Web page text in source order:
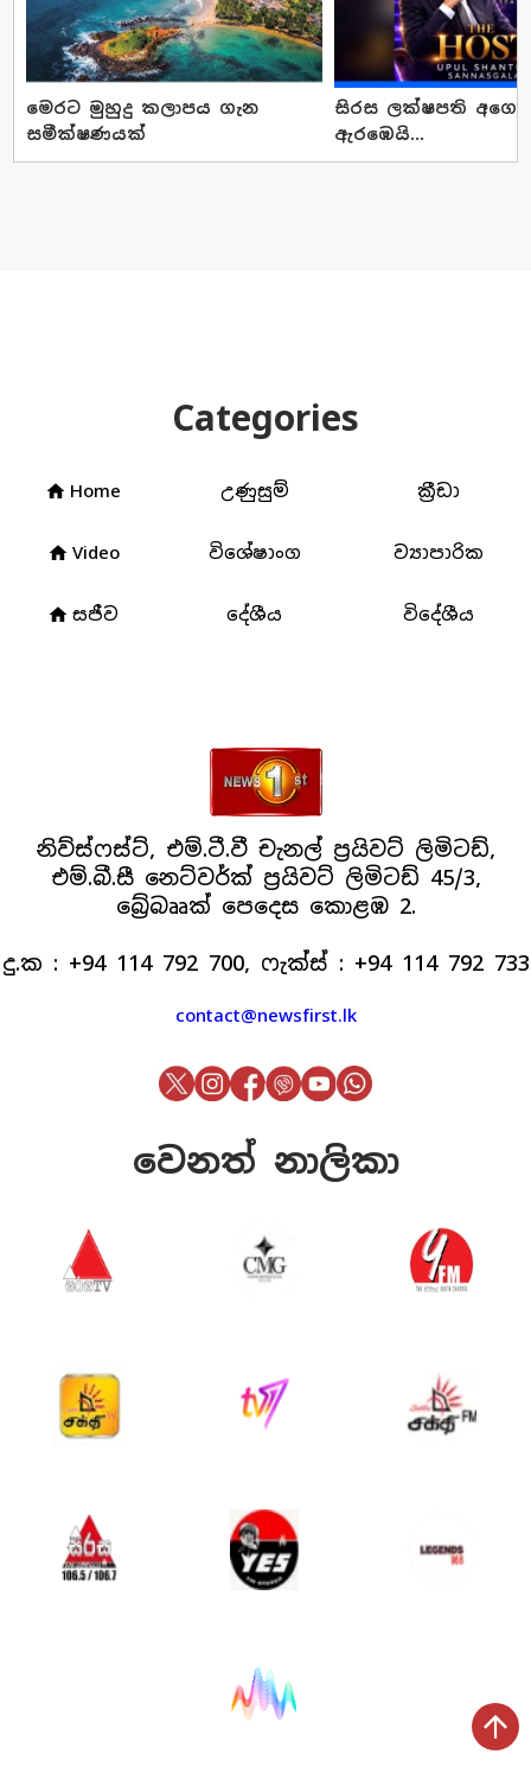
මෙරට මුහුදු කලාපය ගැන
සමීක්ෂණයක්
සිරස ලක්ෂපති
ඇරඹෙයි...
නිව්ස්ෆස්ට්, එම්.ටී.වී චැනල් ප්‍රයිවට් ලිමිටඩ්,
එම්.බී.සී නෙට්වර්ක් ප්‍රයිවට් ලිමිටඩ් 45/3,
බ්‍රේබෲක් පෙදෙස කොළඹ 2.
දු.ක : +94 114 792 700, ෆැක්ස් : +94 114 792 733
contact@newsfirst.lk
Categories
home Home උණුසුම් ක්‍රීඩා
home Video විශේෂාංග ව්‍යාපාරික
home සජීව දේශීය විදේශීය
වෙනත් නාලිකා